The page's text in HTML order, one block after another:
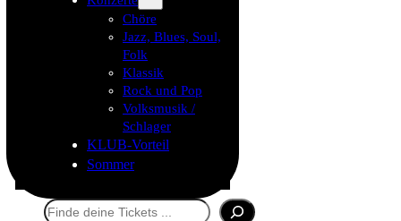
Chöre
Jazz, Blues, Soul,
Folk
Klassik
Rock und Pop
Volksmusik /
Schlager
KLUB-Vorteil
Sommer
Suchen